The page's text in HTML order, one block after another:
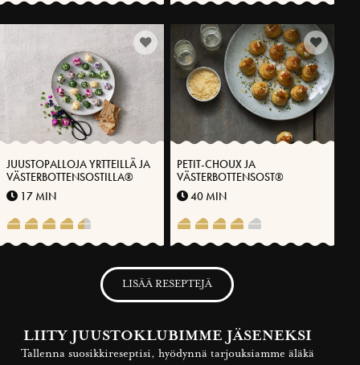
JUUSTOPALLOJA YRTTEILLÄ JA
VÄSTERBOTTENSOSTILLA®
17 MIN
PETIT-CHOUX JA
VÄSTERBOTTENSOST®
40 MIN
LISÄÄ RESEPTEJÄ
LIITY JUUSTOKLUBIMME JÄSENEKSI
Tallenna suosikkireseptisi, hyödynnä tarjouksiamme äläkä